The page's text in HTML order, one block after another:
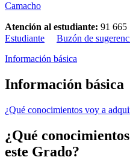
Camacho
Atención al estudiante: 91
Estudiante
Buzón de
Información básica
Información básica
¿Qué conocimientos voy a
¿Qué
este Grado?